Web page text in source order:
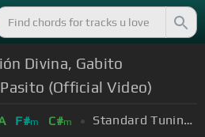
Divina, Gabito
(Official Video)
F#m C#m Standard Tuning (EADGBE)